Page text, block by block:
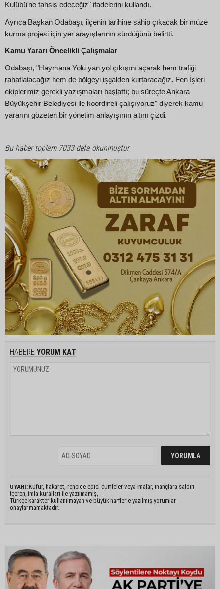
Kulübü’ne tahsis edeceğiz" ifadelerini kullandı.
Ayrıca Başkan Odabaşı, ilçenin tarihine sahip çıkacak bir müze
kurma projesi için yer arayışlarının sürdüğünü belirtti.
Kamu Yararı Öncelikli Çalışmalar
Odabaşı, "Haymana Yolu yan yol çıkışını açarak hem trafiği
rahatlatacağız hem de bölgeyi işgalden kurtaracağız. Fen İşleri
ekiplerimiz gerekli yazışmaları başlattı; bu süreçte Ankara
Büyükşehir Belediyesi ile koordineli çalışıyoruz" diyerek kamu
yararını gözeten bir yönetim anlayışının altını çizdi.
Bu haber toplam 7033 defa okunmuştur
HABERE YORUM KAT
UYARI: Küfür, hakaret, rencide edici cümleler veya imalar, inançlara saldırı
içeren, imla kuralları ile yazılmamış,
Türkçe karakter kullanılmayan ve büyük harflerle yazılmış yorumlar
onaylanmamaktadır.